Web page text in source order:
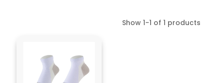
Show 1-1 of 1 products